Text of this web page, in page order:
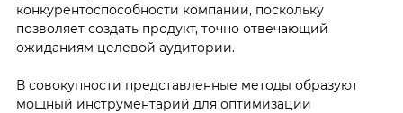
конкурентоспособности компании, поскольку
позволяет создать продукт, точно отвечающий
ожиданиям целевой аудитории.
В совокупности представленные методы образуют
мощный инструментарий для оптимизации